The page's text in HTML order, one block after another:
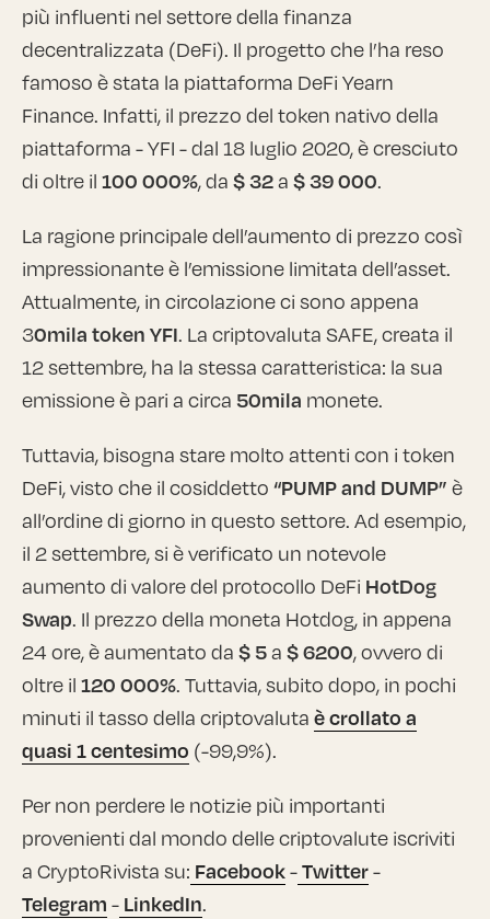
più influenti nel settore della finanza
decentralizzata (DeFi). Il progetto che l’ha reso
famoso è stata la piattaforma DeFi Yearn
Finance. Infatti, il prezzo del token nativo della
piattaforma - YFI - dal 18 luglio 2020, è cresciuto
di oltre il 100 000%, da $ 32a $ 39 000.
La ragione principale dell’aumento di prezzo così
impressionante è l’emissione limitata dell’asset.
Attualmente, in circolazione ci sono appena
30mila token YFI. La criptovaluta SAFE, creata il
12 settembre, ha la stessa caratteristica: la sua
emissione è pari a circa 50mila monete.
Tuttavia, bisogna stare molto attenti con i token
DeFi, visto che il cosiddetto “PUMP and DUMP” è
all’ordine di giorno in questo settore. Ad esempio,
il 2 settembre, si è verificato un notevole
aumento di valore del protocollo DeFi HotDog
Swap. Il prezzo della moneta Hotdog, in appena
24 ore, è aumentato da $ 5a $ 6200, ovvero di
oltre il 120 000%. Tuttavia, subito dopo, in pochi
minuti il tasso della criptovaluta è crollato a
quasi 1 centesimo (-99,9%).
Per non perdere le notizie più importanti
provenienti dal mondo delle criptovalute iscriviti
a CryptoRivista su: Facebook-Twitter-
Telegram - LinkedIn.